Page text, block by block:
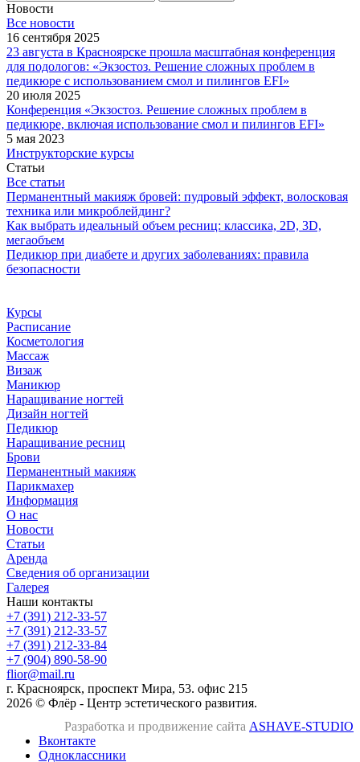
Новости
Все новости
16 сентября 2025
23 августа в Красноярске прошла масштабная конференция
для подологов: «Экзостоз. Решение сложных проблем в
педикюре с использованием смол и пилингов EFI»
20 июля 2025
Конференция «Экзостоз. Решение сложных проблем в
педикюре, включая использование смол и пилингов EFI»
5 мая 2023
Инструкторские курсы
Статьи
Все статьи
Перманентный макияж бровей: пудровый эффект, волосковая
техника или микроблейдинг?
Как выбрать идеальный объем ресниц: классика, 2D, 3D,
мегаобъем
Педикюр при диабете и других заболеваниях: правила
безопасности
Курсы
Расписание
Косметология
Массаж
Визаж
Маникюр
Наращивание ногтей
Дизайн ногтей
Педикюр
Наращивание ресниц
Брови
Перманентный макияж
Парикмахер
Информация
О нас
Новости
Статьи
Аренда
Сведения об организации
Галерея
Наши контакты
+7 (391) 212-33-57
+7 (391) 212-33-57
+7 (391) 212-33-84
+7 (904) 890-58-90
flior@mail.ru
г. Красноярск, проспект Мира, 53. офис 215
2026 © Флёр - Центр эстетического развития.
Разработка и продвижение сайта ASHAVE-STUDIO
Вконтакте
Одноклассники